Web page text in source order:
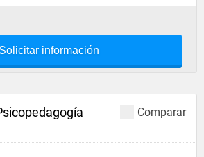
Solicitar información
Comparar